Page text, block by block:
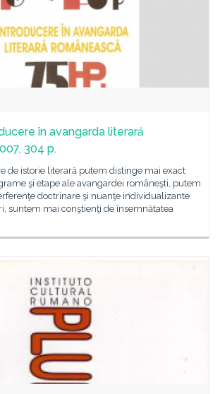
în avangarda literară
304 p.
de istorie literară putem distinge mai exact
şi etape ale avangardei româneşti, putem
doctrinare şi nuanţe individualizante
suntem mai conştienţi de însemnătatea